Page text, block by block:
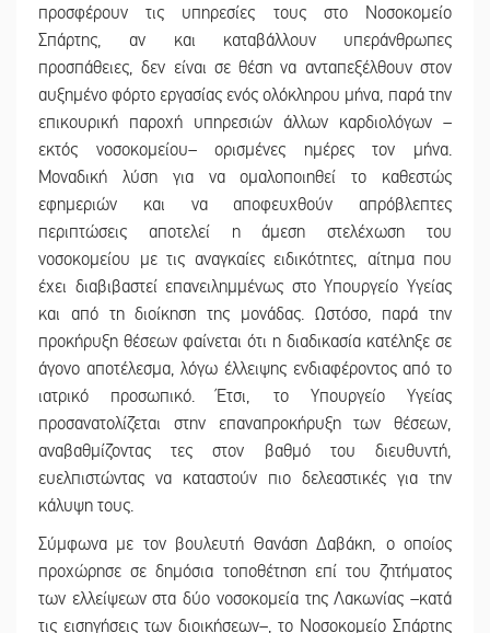
προσφέρουν τις υπηρεσίες τους στο Νοσοκομείο
Σπάρτης, αν και καταβάλλουν υπεράνθρωπες
προσπάθειες, δεν είναι σε θέση να ανταπεξέλθουν στον
αυξημένο φόρτο εργασίας ενός ολόκληρου μήνα, παρά την
επικουρική παροχή υπηρεσιών άλλων καρδιολόγων –
εκτός νοσοκομείου– ορισμένες ημέρες τον μήνα.
Μοναδική λύση για να ομαλοποιηθεί το καθεστώς
εφημεριών και να αποφευχθούν απρόβλεπτες
περιπτώσεις αποτελεί η άμεση στελέχωση του
νοσοκομείου με τις αναγκαίες ειδικότητες, αίτημα που
έχει διαβιβαστεί επανειλημμένως στο Υπουργείο Υγείας
και από τη διοίκηση της μονάδας. Ωστόσο, παρά την
προκήρυξη θέσεων φαίνεται ότι η διαδικασία κατέληξε σε
άγονο αποτέλεσμα, λόγω έλλειψης ενδιαφέροντος από το
ιατρικό προσωπικό. Έτσι, το Υπουργείο Υγείας
προσανατολίζεται στην επαναπροκήρυξη των θέσεων,
αναβαθμίζοντας τες στον βαθμό του διευθυντή,
ευελπιστώντας να καταστούν πιο δελεαστικές για την
κάλυψη τους.
Σύμφωνα με τον βουλευτή Θανάση Δαβάκη, ο οποίος
προχώρησε σε δημόσια τοποθέτηση επί του ζητήματος
των ελλείψεων στα δύο νοσοκομεία της Λακωνίας –κατά
τις εισηγήσεις των διοικήσεων–, το Νοσοκομείο Σπάρτης